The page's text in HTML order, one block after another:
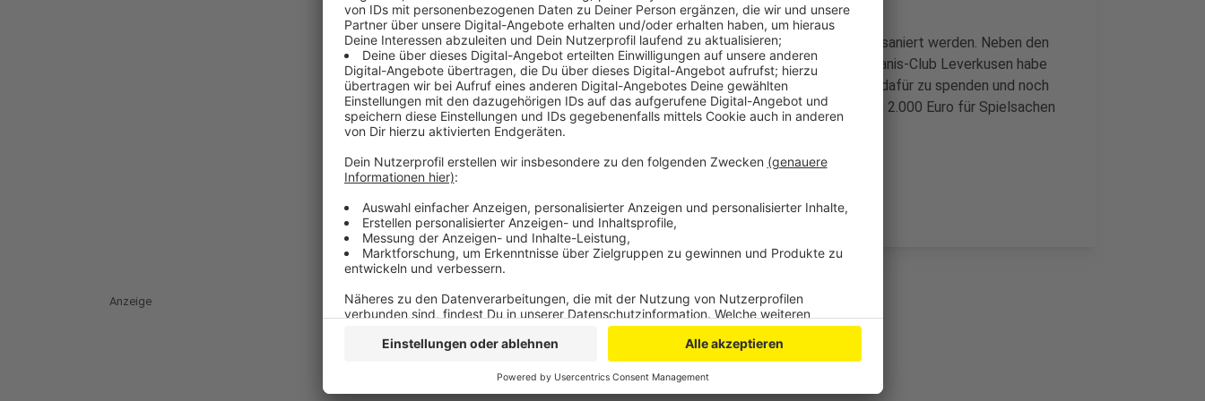
Die betroffenen Kindertagesstätten müssen teilweise komplett saniert werden. Neben den
Gebäudeschäden wurde auch viel Spielzeug unbrauchbar. Der Kiwanis-Club Leverkusen habe
darum, entschieden den Erlös seines jährlichen Benefizkonzertes dafür zu spenden und noch
3.000 aus eigener Tasche draufzulegen. Pro Kita gibt es demnach 2.000 Euro für Spielsachen
und Sanierungsarbeiten.
Anzeige
Anzeige